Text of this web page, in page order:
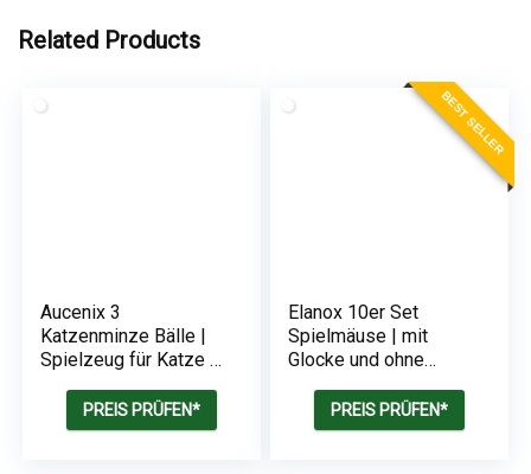
Related Products
Aucenix 3
Katzenminze Bälle |
Spielzeug für Katze |
PREIS PRÜFEN*
BEST SELLER
Elanox 10er Set
Spielmäuse | mit
Glocke und ohne
(Augen, Nase)
PREIS PRÜFEN*